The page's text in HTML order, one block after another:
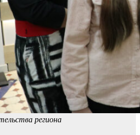
региона